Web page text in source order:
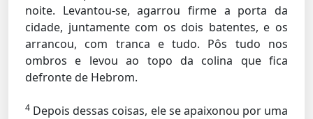
noite. Levantou-se, agarrou firme a porta da
cidade, juntamente com os dois batentes, e os
arrancou, com tranca e tudo. Pôs tudo nos
ombros e levou ao topo da colina que fica
defronte de Hebrom.
4 Depois dessas coisas, ele se apaixonou por uma